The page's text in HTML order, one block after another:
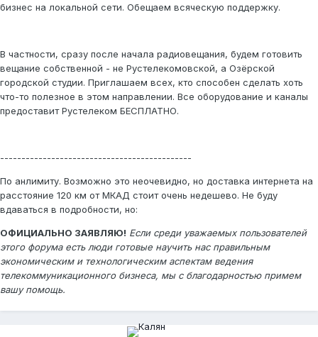
бизнес на локальной сети. Обещаем всяческую поддержку.
В частности, сразу после начала радиовещания, будем готовить
вещание собственной - не Рустелекомовской, а Озёрской
городской студии. Приглашаем всех, кто способен сделать хоть
что-то полезное в этом направлении. Все оборудование и каналы
предоставит Рустелеком БЕСПЛАТНО.
---------------------------------------------
По анлимиту. Возможно это неочевидно, но доставка интернета на
расстояние 120 км от МКАД стоит очень недешево. Не буду
вдаваться в подробности, но:
ОФИЦИАЛЬНО ЗАЯВЛЯЮ! Если среди уважаемых пользователей
этого форума есть люди готовые научить нас правильным
экономическим и технологическим аспектам ведения
телекоммуникационного бизнеса, мы с благодарностью примем
вашу помощь.